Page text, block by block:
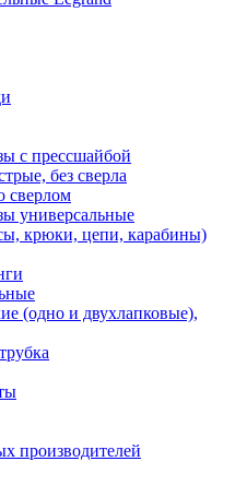
с прессшайбой
без сверла
сверлом
универсальные
крюки, цепи, карабины)
(одно и двухлапковые),
производителей